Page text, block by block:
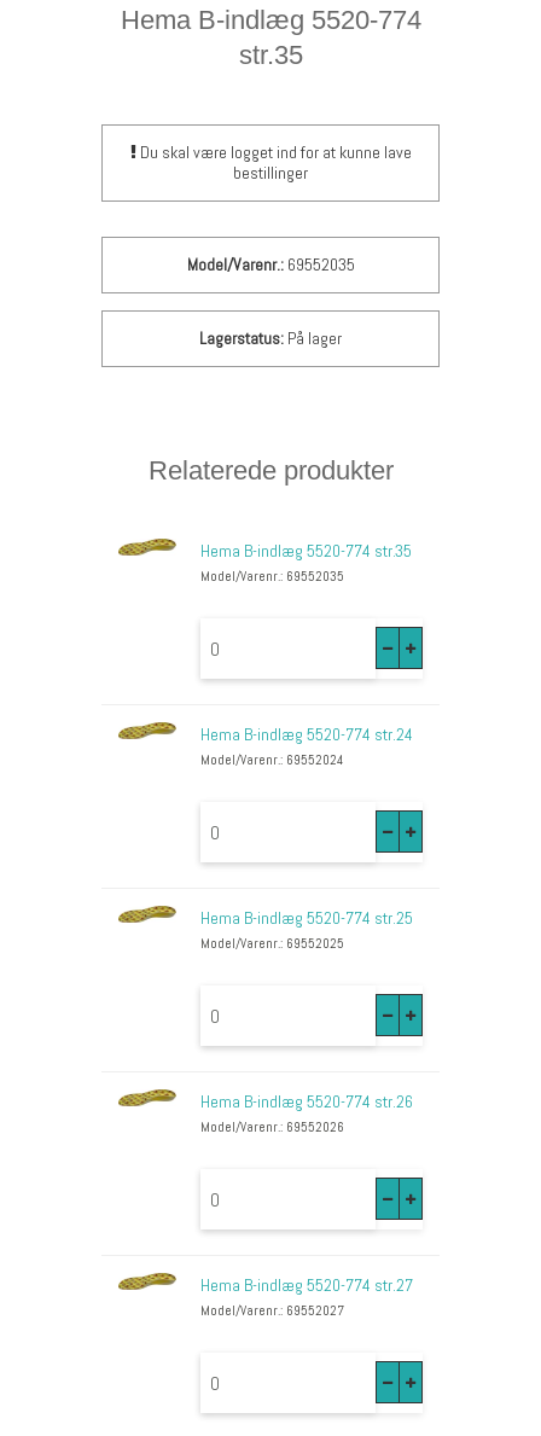
Hema B-indlæg 5520-774
str.35
Du skal være logget ind for at kunne lave
bestillinger
Model/Varenr.: 69552035
Lagerstatus: På lager
Relaterede produkter
Hema B-indlæg 5520-774 str.35
Model/Varenr.: 69552035
Hema B-indlæg 5520-774 str.24
Model/Varenr.: 69552024
Hema B-indlæg 5520-774 str.25
Model/Varenr.: 69552025
Hema B-indlæg 5520-774 str.26
Model/Varenr.: 69552026
Hema B-indlæg 5520-774 str.27
Model/Varenr.: 69552027